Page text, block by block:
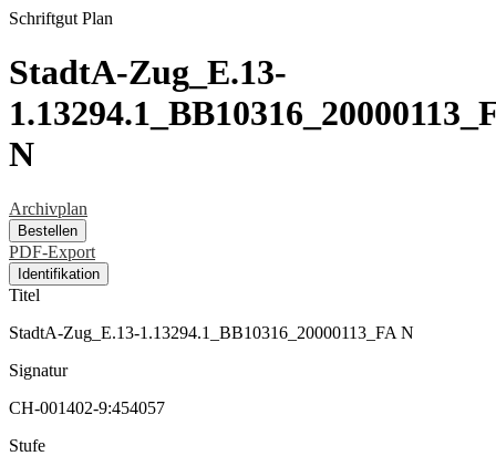
Schriftgut Plan
StadtA-Zug_E.13-
N
Archivplan
Bestellen
PDF-Export
Identifikation
Titel
StadtA-Zug_E.13-1.13294.1_BB10316_20000113_FA N
Signatur
CH-001402-9:454057
Stufe